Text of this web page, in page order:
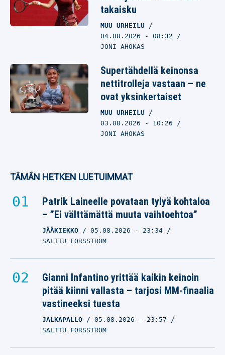
takaisku
MUU URHEILU
04.08.2026 - 08:32
JONI AHOKAS
Supertähdellä keinonsa
nettitrolleja vastaan – ne
ovat yksinkertaiset
MUU URHEILU
03.08.2026 - 10:26
JONI AHOKAS
TÄMÄN HETKEN LUETUIMMAT
Patrik Laineelle povataan tylyä kohtaloa
– ”Ei välttämättä muuta vaihtoehtoa”
JÄÄKIEKKO 05.08.2026 - 23:34
SALTTU FORSSTRÖM
Gianni Infantino yrittää kaikin keinoin
pitää kiinni vallasta – tarjosi MM-finaalia
vastineeksi tuesta
JALKAPALLO 05.08.2026 - 23:57
SALTTU FORSSTRÖM